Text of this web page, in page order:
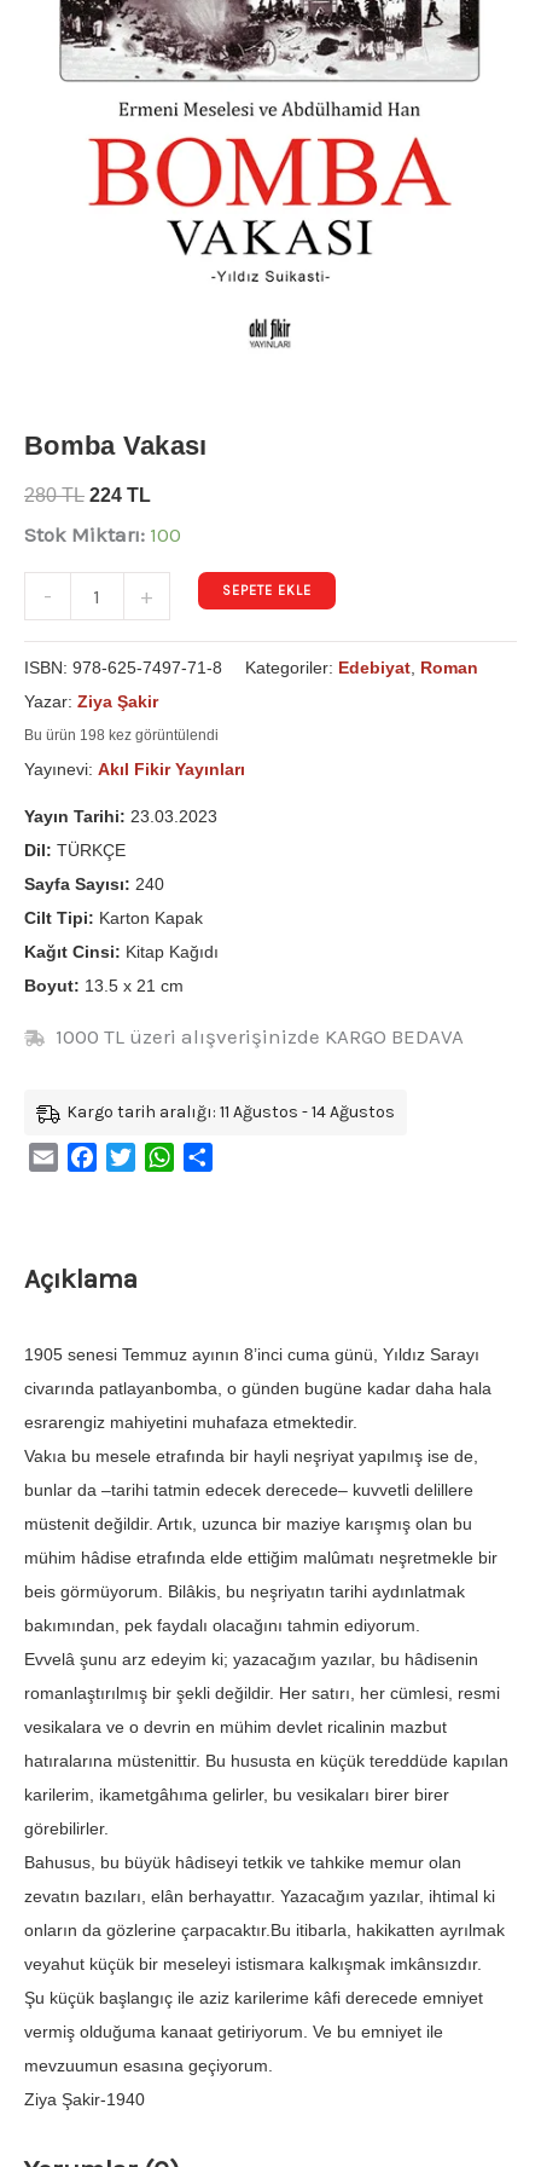
Bomba Vakası
280TL 224 TL
Stok Miktarı: 100
- + SEPETE EKLE
ISBN: 978-625-7497-71-8 Kategoriler: Edebiyat Roman
Yazar: Ziya Şakir
Bu ürün 198 kez görüntülendi
Yayınevi: Akıl Fikir Yayınları
Yayın Tarihi: 23.03.2023
Dil: TÜRKÇE
Sayfa Sayısı: 240
Cilt Tipi: Karton Kapak
Kağıt Cinsi: Kitap Kağıdı
Boyut: 13.5 x 21 cm
1000 TL üzeri alışverişinizde KARGO BEDAVA
Kargo tarih aralığı: 11 Ağustos - 14 Ağustos
Email FacebookTwitterWhatsApp
Açıklama
1905 senesi Temmuz ayının 8’inci cuma günü, Yıldız Sarayı
civarında patlayanbomba, o günden bugüne kadar daha hala
esrarengiz mahiyetini muhafaza etmektedir.
Vakıa bu mesele etrafında bir hayli neşriyat yapılmış ise de,
bunlar da –tarihi tatmin edecek derecede– kuvvetli delillere
müstenit değildir. Artık, uzunca bir maziye karışmış olan bu
mühim hâdise etrafında elde ettiğim malûmatı neşretmekle bir
beis görmüyorum. Bilâkis, bu neşriyatın tarihi aydınlatmak
bakımından, pek faydalı olacağını tahmin ediyorum.
Evvelâ şunu arz edeyim ki; yazacağım yazılar, bu hâdisenin
romanlaştırılmış bir şekli değildir. Her satırı, her cümlesi, resmi
vesikalara ve o devrin en mühim devlet ricalinin mazbut
hatıralarına müstenittir. Bu hususta en küçük tereddüde kapılan
karilerim, ikametgâhıma gelirler, bu vesikaları birer birer
görebilirler.
Bahusus, bu büyük hâdiseyi tetkik ve tahkike memur olan
zevatın bazıları, elân berhayattır. Yazacağım yazılar, ihtimal ki
onların da gözlerine çarpacaktır.Bu itibarla, hakikatten ayrılmak
veyahut küçük bir meseleyi istismara kalkışmak imkânsızdır.
Şu küçük başlangıç ile aziz karilerime kâfi derecede emniyet
vermiş olduğuma kanaat getiriyorum. Ve bu emniyet ile
mevzuumun esasına geçiyorum.
Ziya Şakir-1940